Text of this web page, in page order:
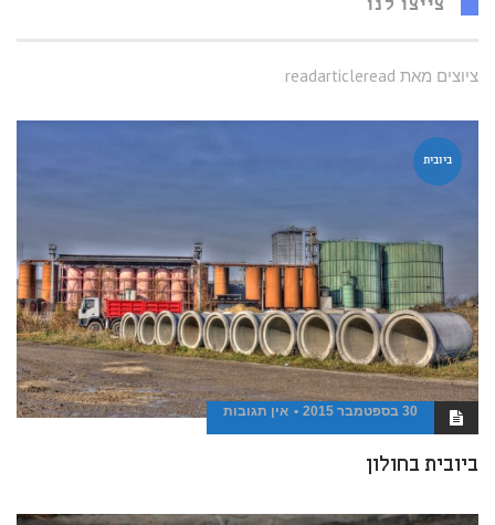
צייצו לנו
ציוצים מאת readarticleread
ביובית
30 בספטמבר 2015 אין תגובות
ביובית בחולון